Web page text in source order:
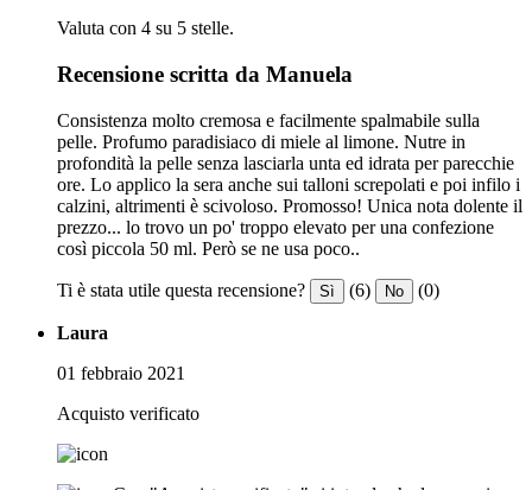
Valuta con 4 su 5 stelle.
Recensione scritta da Manuela
Consistenza molto cremosa e facilmente spalmabile sulla
pelle. Profumo paradisiaco di miele al limone. Nutre in
profondità la pelle senza lasciarla unta ed idrata per parecchie
ore. Lo applico la sera anche sui talloni screpolati e poi infilo i
calzini, altrimenti è scivoloso. Promosso! Unica nota dolente il
prezzo... lo trovo un po' troppo elevato per una confezione
così piccola 50 ml. Però se ne usa poco..
Ti è stata utile questa recensione? Sì (6) No (0)
Laura
01 febbraio 2021
Acquisto verificato